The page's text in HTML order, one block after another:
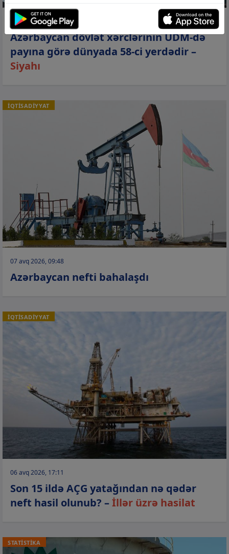
07 avq 2026, 10:42
Azərbaycan dövlət xərclərinin ÜDM-də
payına görə dünyada 58-ci yerdədir –
Siyahı
İQTİSADİYYAT
07 avq 2026, 09:48
Azərbaycan nefti bahalaşdı
İQTİSADİYYAT
06 avq 2026, 17:11
Son 15 ildə AÇG yatağından nə qədər
neft hasil olunub? –İllər üzrə hasilat
STATİSTİKA